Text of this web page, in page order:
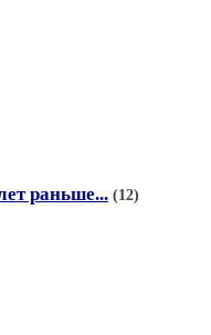
раньше... (12)